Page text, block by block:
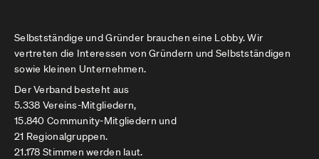
Selbstständige und Gründer brauchen eine Lobby. Wir
vertreten die Interessen von Gründern und Selbstständigen
sowie kleinen Unternehmen.
Der Verband besteht aus
5.338 Vereins-Mitgliedern,
15.840 Community-Mitgliedern und
21 Regionalgruppen.
21.178 Stimmen werden laut.